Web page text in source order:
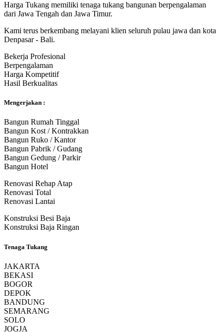
Harga Tukang memiliki tenaga tukang bangunan berpengalaman
dari Jawa Tengah dan Jawa Timur.
Kami terus berkembang melayani klien seluruh pulau jawa dan kota
Denpasar - Bali.
Bekerja Profesional
Berpengalaman
Harga Kompetitif
Hasil Berkualitas
Mengerjakan :
Bangun Rumah Tinggal
Bangun Kost / Kontrakkan
Bangun Ruko / Kantor
Bangun Pabrik / Gudang
Bangun Gedung / Parkir
Bangun Hotel
Renovasi Rehap Atap
Renovasi Total
Renovasi Lantai
Konstruksi Besi Baja
Konstruksi Baja Ringan
Tenaga Tukang
JAKARTA
BEKASI
BOGOR
DEPOK
BANDUNG
SEMARANG
SOLO
JOGJA